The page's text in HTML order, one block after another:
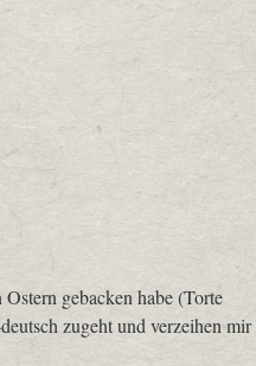
gebacken habe (Torte
zugeht und verzeihen mir